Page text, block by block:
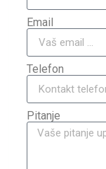
Email
Telefon
Pitanje